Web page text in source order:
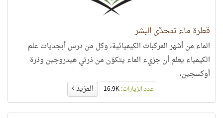
قطرة ماء تتحدَّى البشر
الماء من أشهر المركبات الكيميائية، وكل من درس أبجديات علم
الكيمياء يعلم أن جزيء الماء يتكوّن من ذرتي هيدروجين وذرة
أوكسجين،
عدد الزيارات:16.9K المزيد